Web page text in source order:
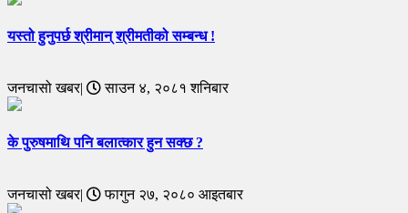
यस्तो हुनुपर्छ श्रीमान् श्रीमतीको सम्बन्ध !
जनचासो खबर| साउन ४, २०८१ शनिबार
के पुरुषमाथि पनि बलात्कार हुन सक्छ ?
जनचासो खबर| फागुन २७, २०८० आइतबार